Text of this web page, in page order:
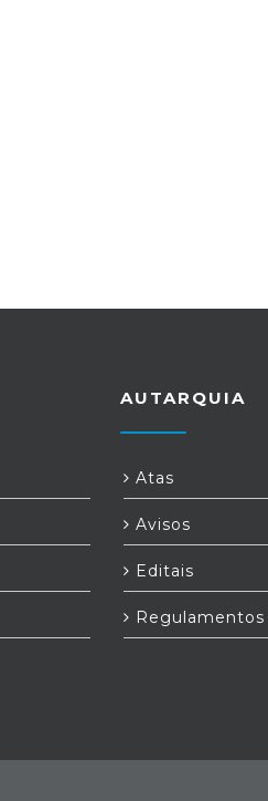
AUTARQUIA
Atas
Avisos
Editais
Regulamentos